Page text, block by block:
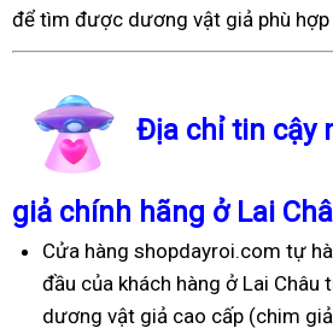
để tìm được dương vật giả phù hợp
Địa chỉ tin cậy
giả chính hãng ở Lai
Cửa hàng shopdayroi.com tự
đầu của khách hàng ở Lai Châu
dương vật giả cao cấp (chim